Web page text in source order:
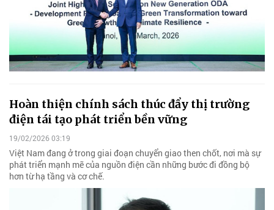
Hoàn thiện chính sách thúc đẩy thị trường
điện tái tạo phát triển bền vững
19/02/2026 03:19
Việt Nam đang ở trong giai đoạn chuyển giao then chốt, nơi mà sự
phát triển mạnh mẽ của nguồn điện cần những bước đi đồng bộ
hơn từ hạ tầng và cơ chế.